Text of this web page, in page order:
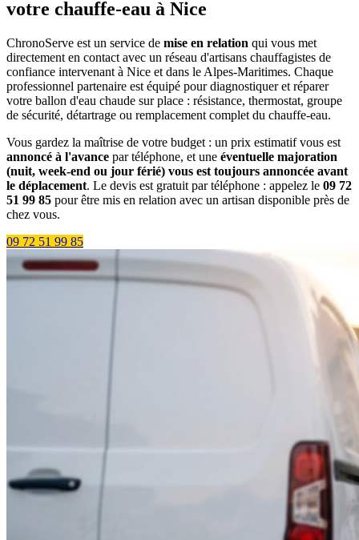
votre chauffe-eau à Nice
ChronoServe est un service de mise en relation qui vous met
directement en contact avec un réseau d'artisans chauffagistes de
confiance intervenant à Nice et dans le Alpes-Maritimes. Chaque
professionnel partenaire est équipé pour diagnostiquer et réparer
votre ballon d'eau chaude sur place : résistance, thermostat, groupe
de sécurité, détartrage ou remplacement complet du chauffe-eau.
Vous gardez la maîtrise de votre budget : un prix estimatif vous est
annoncé à l'avance par téléphone, et une éventuelle majoration
(nuit, week-end ou jour férié) vous est toujours annoncée avant
le déplacement. Le devis est gratuit par téléphone : appelez le 09 72
51 99 85 pour être mis en relation avec un artisan disponible près de
chez vous.
09 72 51 99 85